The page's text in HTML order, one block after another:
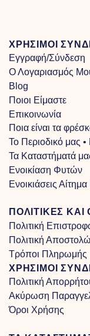
ΧΡΗΣΙΜΟΙ
Εγγραφή/Σύνδεση
Ο Λογαριασμός
Blog
Ποιοι Είμαστε
Επικοινωνία
Ποια είναι τα
Το Περιοδικό μας
Τα Kαταστήματά
Ενοικίαση Φυτών
Ενοικιάσεις
ΠΟΛΙΤΙΚΕΣ ΚΑΙ
Πολιτική
Πολιτική
Τρόποι Πληρωμής
ΧΡΗΣΙΜΟΙ
Πολιτική
Ακύρωση
Όροι Χρήσης